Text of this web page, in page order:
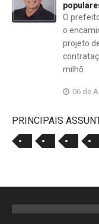
O
o
projeto
milhõ
06 de
PRINCIPAIS